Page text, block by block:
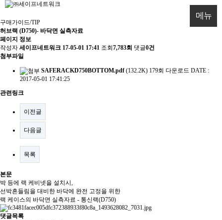
메뉴
구매가이드/TIP
허브랙 (D750)- 바닥면 실측자료
페이지 정보
작성자 세이프네트워크 17-05-01 17:41 조회 7,783회 댓글0건
첨부파일
SAFERACKD750BOTTOM.pdf(132.2K) 179회 다운로드 DATE :
2017-05-01 17:41:25
관련링크
이전글
다음글
목록
본문
박 등에 랙 케비넷을 설치시,
선박흔들림을 대비한 바닥에 완전 고정을 위한
랙 케이스의 바닥면 실측자료 - 통신랙(D750)
댓글목록